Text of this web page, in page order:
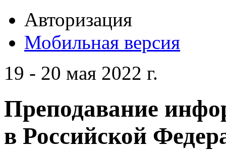
Авторизация
Мобильная версия
19 - 20 мая 2022 г.
Преподавание
в Российской